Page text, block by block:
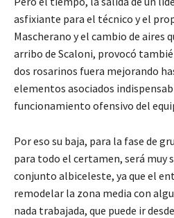
asfixiante para el técnico y el
Mascherano y el cambio de aires
arribo de Scaloni, provocó
dos rosarinos fuera mejorando
elementos asociados
funcionamiento ofensivo del
Por eso su baja, para la fase de
para todo el certamen, será muy
conjunto albiceleste, ya que el
remodelar la zona media con
nada trabajada, que puede ir